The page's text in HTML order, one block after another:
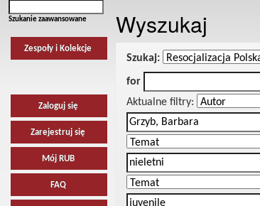
Szukanie zaawansowane
Zespoły i Kolekcje
Zaloguj się
Zarejestruj się
Mój RUB
FAQ
Wyszukaj
Szukaj:
for
Aktualne filtry: